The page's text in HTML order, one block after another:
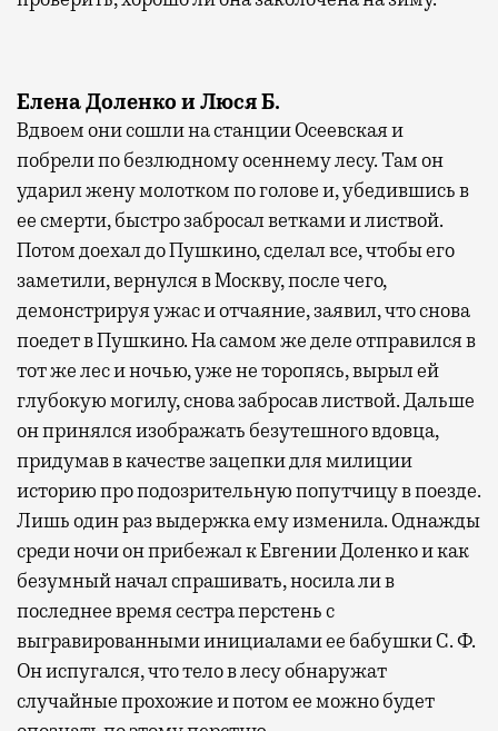
Елена Доленко и Люся Б.
Вдвоем они сошли на станции Осеевская и
побрели по безлюдному осеннему лесу. Там он
ударил жену молотком по голове и, убедившись в
ее смерти, быстро забросал ветками и листвой.
Потом доехал до Пушкино, сделал все, чтобы его
заметили, вернулся в Москву, после чего,
демонстрируя ужас и отчаяние, заявил, что снова
поедет в Пушкино. На самом же деле отправился в
тот же лес и ночью, уже не торопясь, вырыл ей
глубокую могилу, снова забросав листвой. Дальше
он принялся изображать безутешного вдовца,
придумав в качестве зацепки для милиции
историю про подозрительную попутчицу в поезде.
Лишь один раз выдержка ему изменила. Однажды
среди ночи он прибежал к Евгении Доленко и как
безумный начал спрашивать, носила ли в
последнее время сестра перстень с
выгравированными инициалами ее бабушки С. Ф.
Он испугался, что тело в лесу обнаружат
случайные прохожие и потом ее можно будет